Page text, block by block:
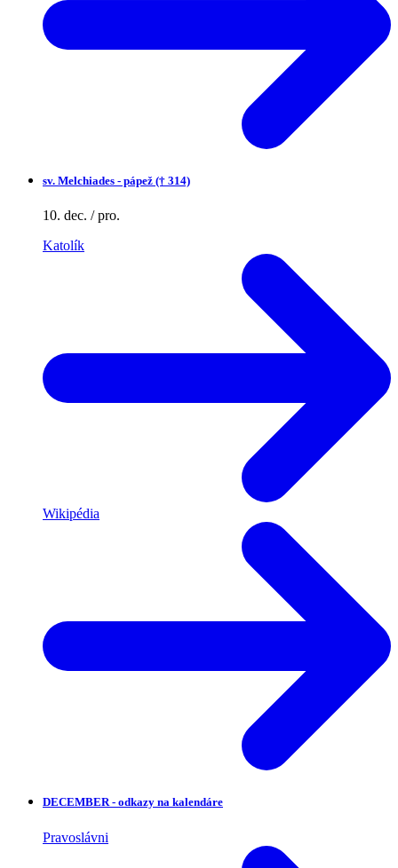
sv. Melchiades - pápež († 314)
10. dec. / pro.
Katolík
Wikipédia
DECEMBER - odkazy na kalendáre
Pravoslávni